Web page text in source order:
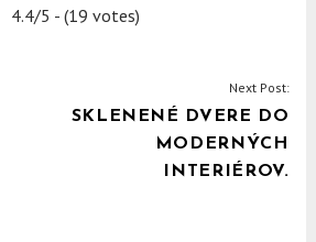
4.4/5 - (19 votes)
Next Post:
SKLENENÉ DVERE DO
MODERNÝCH
INTERIÉROV.